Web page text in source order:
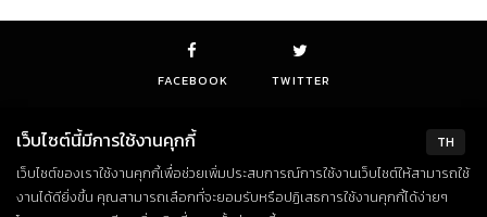
FACEBOOK TWITTER
© Copyright 2018. All Rights Reserved
TH
เว็บไซต์นี้มีการใช้งานคุกกี้
เว็บไซต์ของเราใช้งานคุกกี้เพื่อช่วยเพิ่มประสบการณ์การใช้งานเว็บไซต์ให้สามารถใช้
งานได้ดียิ่งขึ้น คุณสามารถเลือกที่จะยอมรับหรือปฏิเสธการใช้งานคุกกี้ได้ง่ายๆ